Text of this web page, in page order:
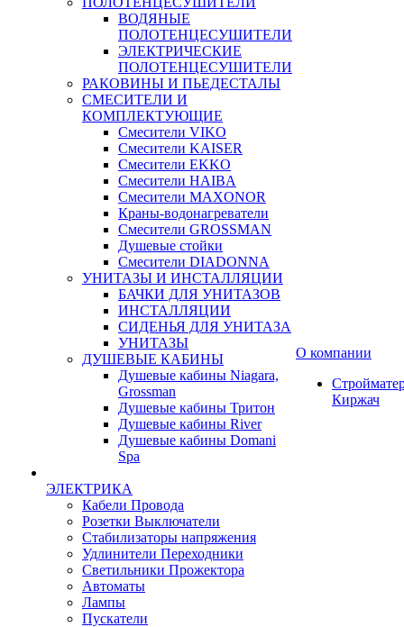
ВОДЯНЫЕ
ПОЛОТЕНЦЕСУШИТЕЛИ
ЭЛЕКТРИЧЕСКИЕ
ПОЛОТЕНЦЕСУШИТЕЛИ
РАКОВИНЫ И ПЬЕДЕСТАЛЫ
СМЕСИТЕЛИ И
КОМПЛЕКТУЮЩИЕ
Смесители VIKO
Смесители KAISER
Смесители EKKO
Смесители HAIBA
Смесители MAXONOR
Краны-водонагреватели
Смесители GROSSMAN
Душевые стойки
Смесители DIADONNA
УНИТАЗЫ И ИНСТАЛЛЯЦИИ
БАЧКИ ДЛЯ УНИТАЗОВ
ИНСТАЛЛЯЦИИ
СИДЕНЬЯ ДЛЯ УНИТАЗА
УНИТАЗЫ
ДУШЕВЫЕ КАБИНЫ
Душевые кабины Niagara,
Grossman
Душевые кабины Тритон
Душевые кабины River
Душевые кабины Domani
Spa
ЭЛЕКТРИКА
Кабели Провода
Розетки Выключатели
Стабилизаторы напряжения
Удлинители Переходники
Светильники Прожектора
Автоматы
Лампы
Пускатели
О компании
Киржач